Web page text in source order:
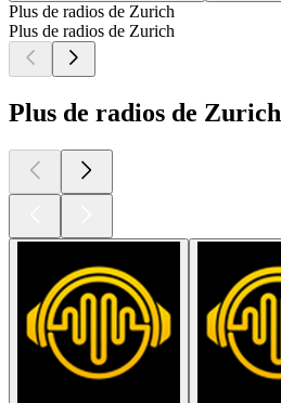
Plus de radios de Zurich
Plus de radios de Zurich
Plus de radios de Zurich